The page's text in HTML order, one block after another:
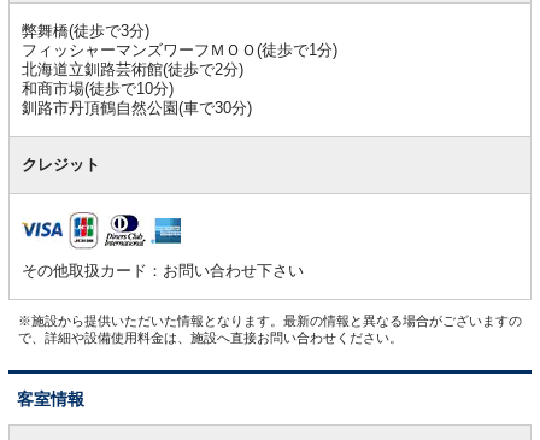
弊舞橋(徒歩で3分)
フィッシャーマンズワーフＭＯＯ(徒歩で1分)
北海道立釧路芸術館(徒歩で2分)
和商市場(徒歩で10分)
釧路市丹頂鶴自然公園(車で30分)
クレジット
その他取扱カード：お問い合わせ下さい
※施設から提供いただいた情報となります。最新の情報と異なる場合がございますの
で、詳細や設備使用料金は、施設へ直接お問い合わせください。
客室情報